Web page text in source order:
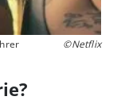
©Netflix